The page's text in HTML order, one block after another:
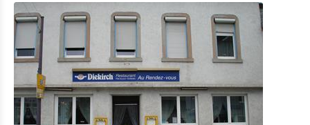
Shopping
Mobilität in Troisvierges
Fahrrad Vermietung
Indoor Aktivitäten